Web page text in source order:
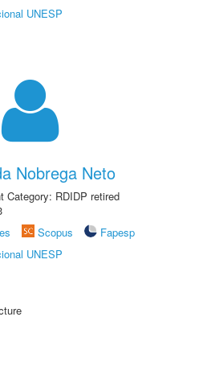
UNESP
Nobrega Neto
Category: RDIDP retired
Scopus
Fapesp
UNESP